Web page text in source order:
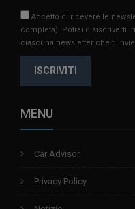
Accetto di ricevere le
completa). Potrai disiscriverti
ciascuna newsletter che ti
ISCRIVITI
MENU
Car Advisor
Privacy Policy